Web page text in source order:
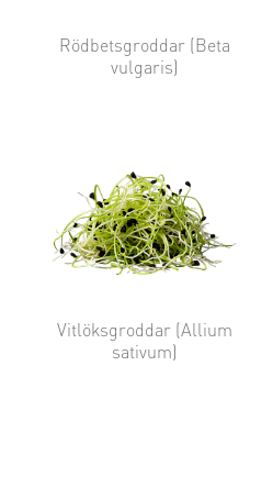
Rödbetsgroddar (Beta
vulgaris)
Vitlöksgroddar (Allium
sativum)